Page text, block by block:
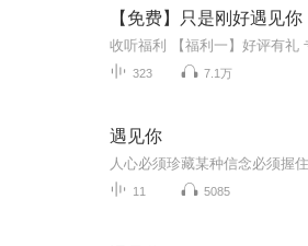
323 7.1万
遇见你
11 5085